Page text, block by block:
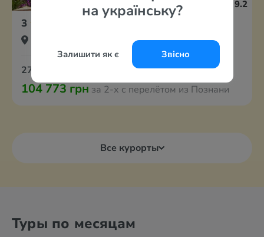
на українську?
Залишити як є Звісно
9.2
3
Черногория, Рафаиловичи
27 августа Завтраки
104 773 грн за 2-х с перелётом из Познани
Все курорты
Туры по месяцам